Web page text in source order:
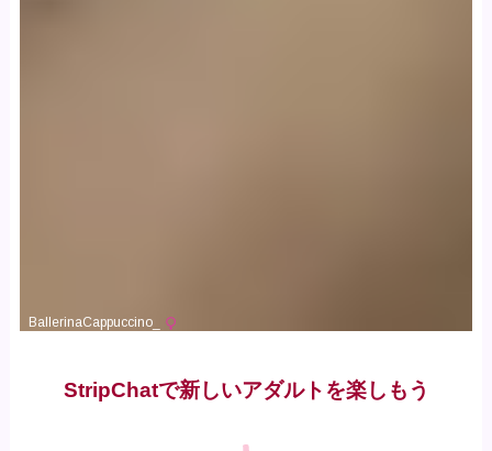
StripChatで新しいアダルトを楽しもう